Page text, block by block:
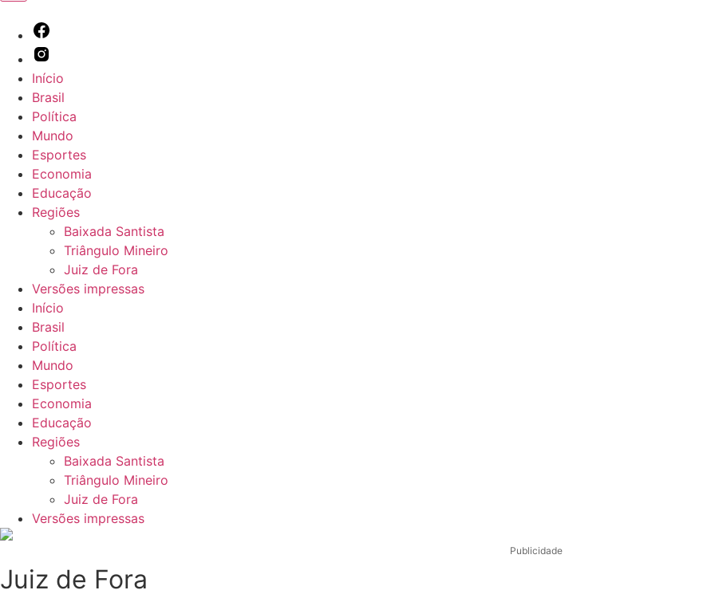
Início
Brasil
Política
Mundo
Esportes
Economia
Educação
Regiões
Baixada Santista
Triângulo Mineiro
Juiz de Fora
Versões impressas
Início
Brasil
Política
Mundo
Esportes
Economia
Educação
Regiões
Baixada Santista
Triângulo Mineiro
Juiz de Fora
Versões impressas
Publicidade
Juiz de Fora